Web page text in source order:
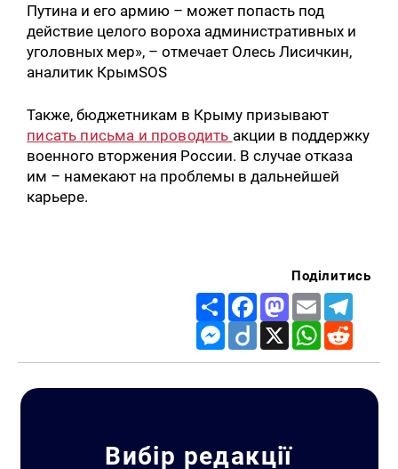
Путина и его армию – может попасть под
действие целого вороха административных и
уголовных мер», – отмечает Олесь Лисичкин,
аналитик КрымSOS
Также, бюджетникам в Крыму призывают
писать письма и проводить акции в поддержку
военного вторжения России. В случае отказа
им – намекают на проблемы в дальнейшей
карьере.
Поділитись
Share FacebookMastodon
Email
Messenger
Diigo X WhatsApp
Вибір редакції